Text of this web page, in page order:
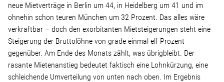
neue Mietverträge in Berlin um 44, in Heidelberg um 41 und im
ohnehin schon teuren München um 32 Prozent. Das alles wäre
verkraftbar – doch den exorbitanten Mietsteigerungen steht eine
Steigerung der Bruttolöhne von grade einmal elf Prozent
gegenüber. Am Ende des Monats zählt, was übrigbleibt. Der
rasante Mietenanstieg bedeutet faktisch eine Lohnkürzung, eine
schleichende Umverteilung von unten nach oben. Im Ergebnis